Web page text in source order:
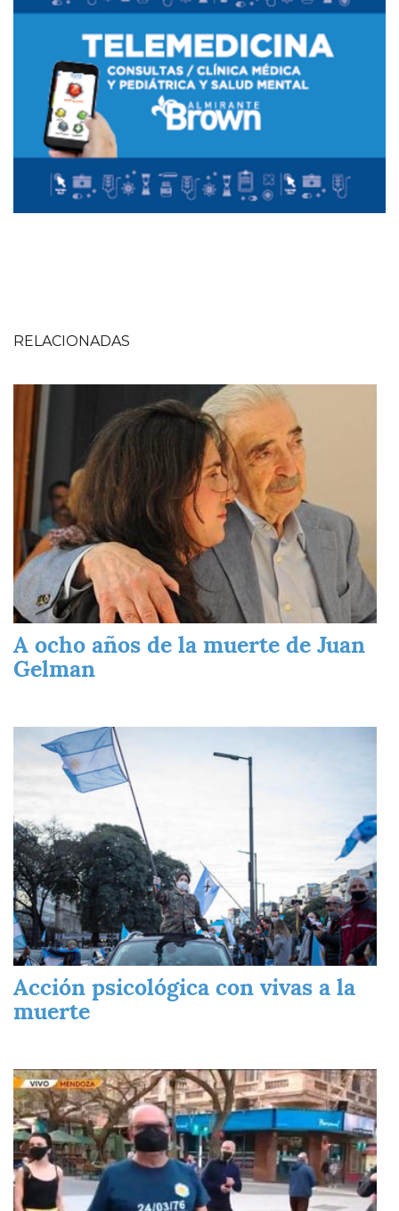
RELACIONADAS
A ocho años de la muerte de Juan
Gelman
Acción psicológica con vivas a la
muerte
Imagen